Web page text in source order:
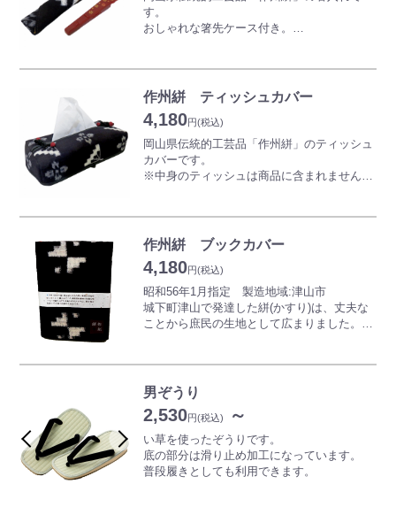
*画像はイメージです。実際の商品と異なる
入手続き内の「お問い合わせ」にてお知らせ
ください。
*商品の色や柄についての交換返品は原則行
っておりません。
す。
おしゃれな箸先ケース付き。
ことから庶民の生地として広まりました。手
織作州絣は伝統の技術を受け継ぎ、太めの木
綿糸を使用して織り上げられた素朴な織物で
す。藍と白の織りなすシンプルな模様には、
なつかしい温もりと新鮮な感動があります。
*色、柄についてご指示がある場合は、ご購
入手続き内の「お問い合わせ」にてお知らせ
ください。
*商品の色や柄についての交換返品は原則行
っておりません。
作州絣 ティッシュカバー
4,180円(税込)
岡山県伝統的工芸品「作州絣」のティッシュ
カバーです。
※中身のティッシュは商品に含まれません。
ことから庶民の生地として広まりました。手
織作州絣は伝統の技術を受け継ぎ、太めの木
綿糸を使用して織り上げられた素朴な織物で
す。藍と白の織りなすシンプルな模様には、
なつかしい温もりと新鮮な感動があります。
*色、柄についてご指示がある場合は、ご購
入手続き内の「お問い合わせ」にてお知らせ
ください。
*商品の色や柄についての交換返品は原則行
っておりません。
作州絣 ブックカバー
4,180円(税込)
昭和56年1月指定 製造地域:津山市
城下町津山で発達した絣(かすり)は、丈夫な
ことから庶民の生地として広まりました。手
なつかしい温もりと新鮮な感動があります。
*画像はイメージです。実際の商品と異なる
場合がございます。
*色、柄についてご指示がある場合は、ご購
入手続き内の「お問い合わせ」にてお知らせ
男ぞうり
2,530円(税込) ～
い草を使ったぞうりです。
底の部分は滑り止め加工になっています。
普段履きとしても利用できます。